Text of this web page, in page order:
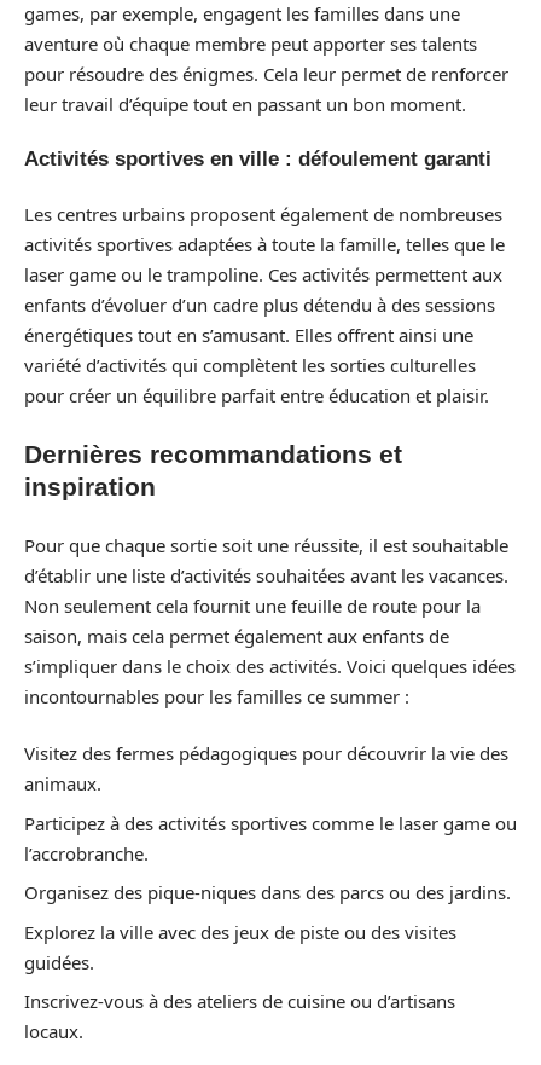
games, par exemple, engagent les familles dans une
aventure où chaque membre peut apporter ses talents
pour résoudre des énigmes. Cela leur permet de renforcer
leur travail d’équipe tout en passant un bon moment.
Activités sportives en ville : défoulement garanti
Les centres urbains proposent également de nombreuses
activités sportives adaptées à toute la famille, telles que le
laser game ou le trampoline. Ces activités permettent aux
enfants d’évoluer d’un cadre plus détendu à des sessions
énergétiques tout en s’amusant. Elles offrent ainsi une
variété d’activités qui complètent les sorties culturelles
pour créer un équilibre parfait entre éducation et plaisir.
Dernières recommandations et
inspiration
Pour que chaque sortie soit une réussite, il est souhaitable
d’établir une liste d’activités souhaitées avant les vacances.
Non seulement cela fournit une feuille de route pour la
saison, mais cela permet également aux enfants de
s’impliquer dans le choix des activités. Voici quelques idées
incontournables pour les familles ce summer :
Visitez des fermes pédagogiques pour découvrir la vie des
animaux.
Participez à des activités sportives comme le laser game ou
l’accrobranche.
Organisez des pique-niques dans des parcs ou des jardins.
Explorez la ville avec des jeux de piste ou des visites
guidées.
Inscrivez-vous à des ateliers de cuisine ou d’artisans
locaux.